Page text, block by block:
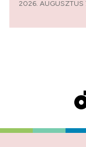
2026. AUGUSZTUS